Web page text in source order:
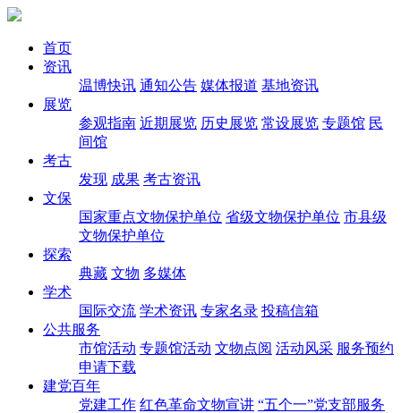
首页
资讯
温博快讯 通知公告 媒体报道 基地资讯
展览
参观指南 近期展览 历史展览 常设展览 专题馆 民
间馆
考古
发现 成果 考古资讯
文保
国家重点文物保护单位 省级文物保护单位 市县级
文物保护单位
探索
典藏 文物 多媒体
学术
国际交流 学术资讯 专家名录 投稿信箱
公共服务
市馆活动 专题馆活动 文物点阅 活动风采 服务预约
申请下载
建党百年
党建工作 红色革命文物宣讲 “五个一”党支部服务